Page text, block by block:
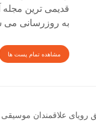
قدیمی ترین
به روزرسانی می
مشاهده تمام پست ها
رویای علاقمندان موسیقی